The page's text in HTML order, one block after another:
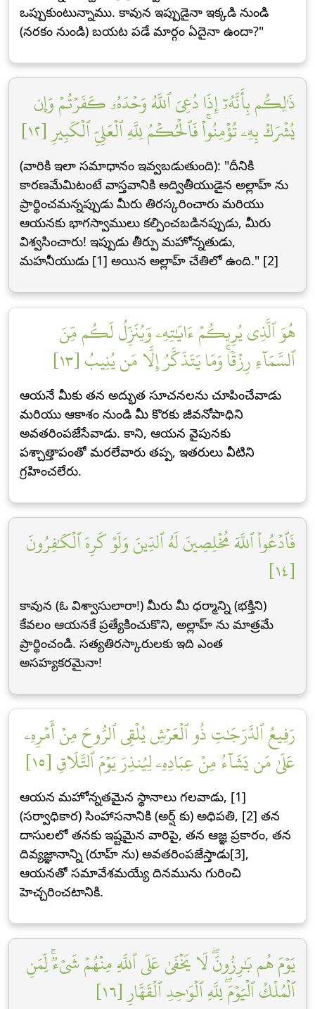
ఒప్పుకుంటున్నాము. కావున ఇప్పుడైనా ఇక్కడి నుండి
(నరకం నుండి) బయట పడే మార్గం ఏదైనా ఉందా?"
ذَٰلِكُم بِأَنَّهُۥٓ إِذَا دُعِيَ ٱللَّهُ وَحۡدَهُۥ كَفَرۡتُمۡ وَإِن
يُشۡرَكۡ بِهِۦ تُؤۡمِنُواْۚ فَٱلۡحُكۡمُ لِلَّهِ ٱلۡعَلِيِّ ٱلۡكَبِيرِ [١٢]
(వారికి ఇలా సమాధానం ఇవ్వబడుతుంది): "దీనికి
కారణమేమిటంటే వాస్తవానికి అద్వితీయుడైన అల్లాహ్ ను
ప్రార్థించమన్నప్పుడు మీరు తిరస్కరించారు మరియు
ఆయనకు భాగస్వాములు కల్పించబడినప్పుడు, మీరు
విశ్వసించారు! ఇప్పుడు తీర్పు మహోన్నతుడు,
మహనీయుడు [1] అయిన అల్లాహ్ చేతిలో ఉంది." [2]
هُوَ ٱلَّذِي يُرِيكُمۡ ءَايَٰتِهِۦ وَيُنَزِّلُ لَكُم مِّنَ
ٱلسَّمَآءِ رِزۡقٗاۚ وَمَا يَتَذَكَّرُ إِلَّا مَن يُنِيبُ [١٣]
ఆయనే మీకు తన అద్భుత సూచనలను చూపించేవాడు
మరియు ఆకాశం నుండి మీ కొరకు జీవనోపాధిని
అవతరింపజేసేవాడు. కాని, ఆయన వైపునకు
పశ్చాత్తాపంతో మరలేవారు తప్ప, ఇతరులు వీటిని
గ్రహించలేరు.
فَٱدۡعُواْ ٱللَّهَ مُخۡلِصِينَ لَهُ ٱلدِّينَ وَلَوۡ كَرِهَ ٱلۡكَٰفِرُونَ
[١٤]
కావున (ఓ విశ్వాసులారా!) మీరు మీ ధర్మాన్ని (భక్తిని)
కేవలం ఆయనకే ప్రత్యేకించుకొని, అల్లాహ్ ను మాత్రమే
ప్రార్థించండి. సత్యతిరస్కారులకు ఇది ఎంత
అసహ్యకరమైనా!
رَفِيعُ ٱلدَّرَجَٰتِ ذُو ٱلۡعَرۡشِ يُلۡقِي ٱلرُّوحَ مِنۡ أَمۡرِهِۦ
عَلَىٰ مَن يَشَآءُ مِنۡ عِبَادِهِۦ لِيُنذِرَ يَوۡمَ ٱلتَّلَاقِ [١٥]
ఆయన మహోన్నతమైన స్థానాలు గలవాడు, [1]
(సర్వాధికార) సింహాసనానికి (అర్ష్ కు) అధిపతి, [2] తన
దాసులలో తనకు ఇష్టమైన వారిపై, తన ఆజ్ఞ ప్రకారం, తన
దివ్యజ్ఞానాన్ని (రూహ్ ను) అవతరింపజేస్తాడు[3],
ఆయనతో సమావేశమయ్యే దినమును గురించి
హెచ్చరించటానికి.
يَوۡمَ هُم بَٰرِزُونَۖ لَا يَخۡفَىٰ عَلَى ٱللَّهِ مِنۡهُمۡ شَيۡءٞۚ لِّمَنِ
ٱلۡمُلۡكُ ٱلۡيَوۡمَۖ لِلَّهِ ٱلۡوَٰحِدِ ٱلۡقَهَّارِ [١٦]